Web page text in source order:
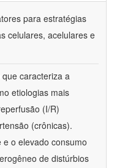
para estratégias
celulares, acelulares e
caracteriza a
etiologias mais
(I/R)
(crônicas).
o elevado consumo
de distúrbios